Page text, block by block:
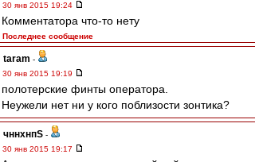
30 янв 2015 19:24
Комментатора что-то нету
Последнее сообщение
taram -
30 янв 2015 19:19
полотерские финты оператора.
Неужели нет ни у кого поблизости зонтика?
чннхнпS -
30 янв 2015 19:17